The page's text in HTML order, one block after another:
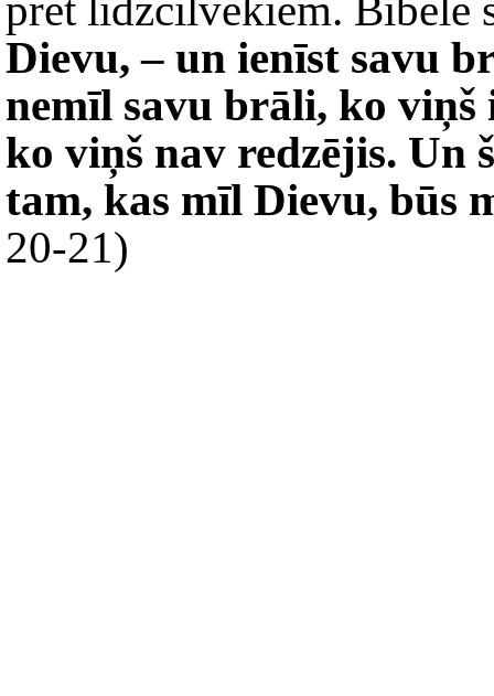
Dievu, – un ienīst savu
nemīl savu brāli, ko
ko viņš nav redzējis. Un
tam, kas mīl Dievu, būs
20-21)